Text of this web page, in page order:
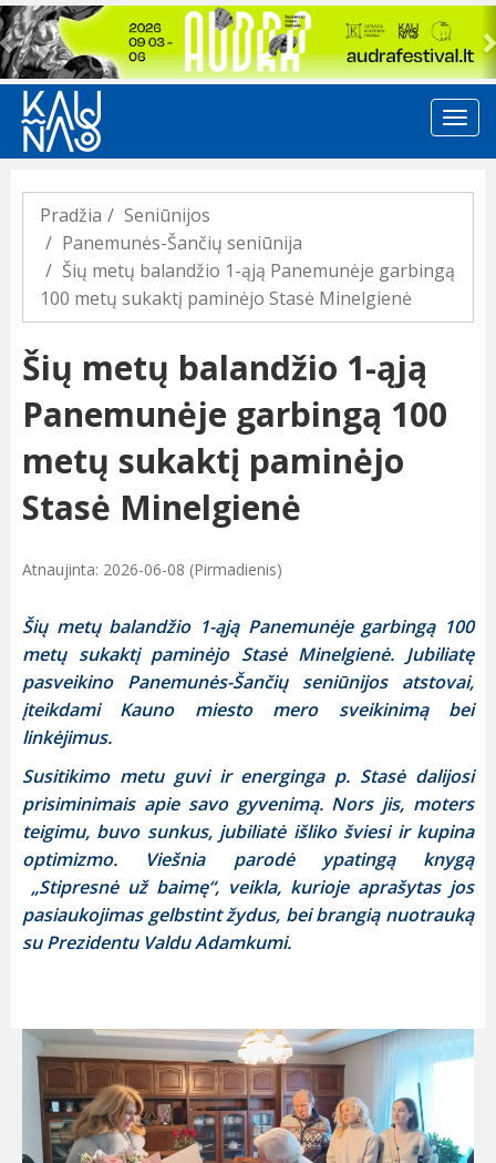
Previous
Pradžia
Seniūnijos
Panemunės-Šančių seniūnija
Šių metų balandžio 1-ąją Panemunėje garbingą
100 metų sukaktį paminėjo Stasė Minelgienė
Šių metų balandžio 1-ąją
Panemunėje garbingą 100
metų sukaktį paminėjo
Stasė Minelgienė
Atnaujinta: 2026-06-08 (Pirmadienis)
Šių metų balandžio 1-ąją Panemunėje garbingą 100
metų sukaktį paminėjo Stasė Minelgienė. Jubiliatę
pasveikino Panemunės-Šančių seniūnijos atstovai,
įteikdami Kauno miesto mero sveikinimą bei
linkėjimus.
Susitikimo metu guvi ir energinga p. Stasė dalijosi
prisiminimais apie savo gyvenimą. Nors jis, moters
teigimu, buvo sunkus, jubiliatė išliko šviesi ir kupina
optimizmo. Viešnia parodė ypatingą knygą
„Stipresnė už baimę“, veikla, kurioje aprašytas jos
pasiaukojimas gelbstint žydus, bei brangią nuotrauką
su Prezidentu Valdu Adamkumi.